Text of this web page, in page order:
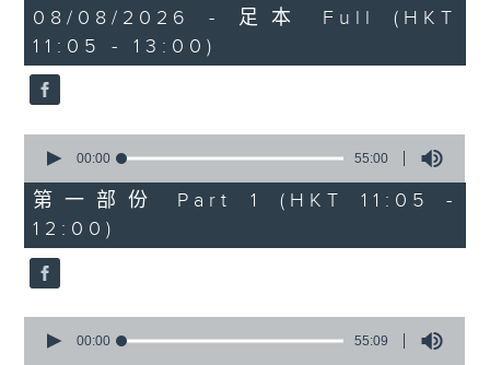
1
hour,
49
minutes,
59
seconds
08/08/2026 - 足本 Full (HKT
11:05 - 13:00)
seconds
55
minutes,
0
seconds
00:00 55:00
第一部份 Part 1 (HKT 11:05 -
12:00)
seconds
00:00 55:09